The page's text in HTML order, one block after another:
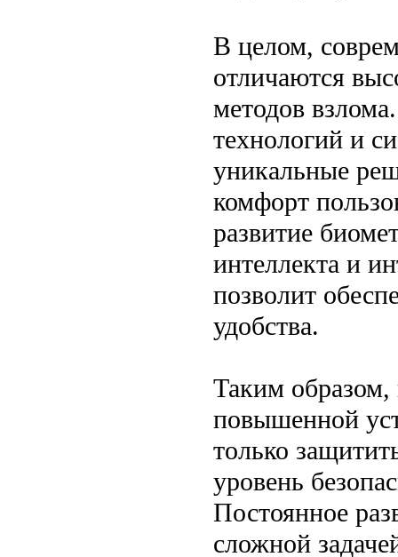
В целом,
отличаются
методов
технологий и
уникальные
комфорт
развитие
интеллекта и
позволит
удобства.
Таким образом,
повышенной
только
уровень
Постоянное
сложной